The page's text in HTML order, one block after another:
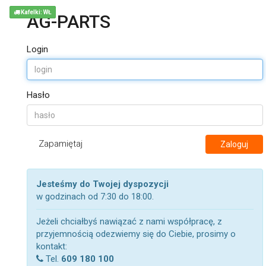
AG-PARTS
Login
Hasło
Zapamiętaj Zaloguj
Jesteśmy do Twojej dyspozycji
w godzinach od 7:30 do 18:00.
Jeżeli chciałbyś nawiązać z nami współpracę, z
przyjemnością odezwiemy się do Ciebie, prosimy o
kontakt:
Tel. 609 180 100
Kafelki: WŁ